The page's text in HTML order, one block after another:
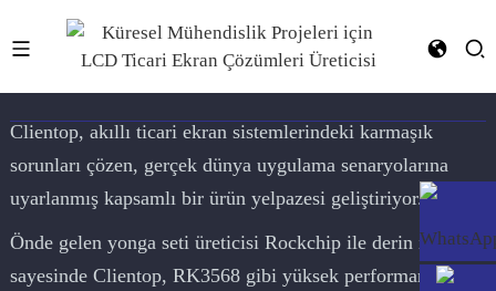
YF-024E RK3568
Clientop, akıllı ticari ekran sistemlerindeki karmaşık
sorunları çözen, gerçek dünya uygulama senaryolarına
uyarlanmış kapsamlı bir ürün yelpazesi geliştiriyor.
Önde gelen yonga seti üreticisi Rockchip ile derin iş birliği
sayesinde Clientop, RK3568 gibi yüksek performanslı